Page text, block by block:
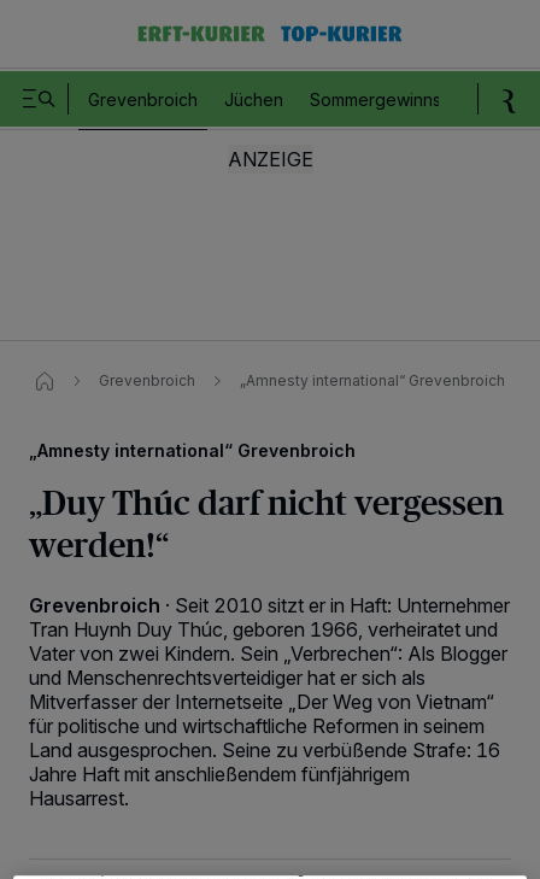
Grevenbroich Jüchen Sommergewinnspiel
Grevenbroich „Amnesty international“ Grevenbroich
„Amnesty international“ Grevenbroich
„Duy Thúc darf nicht vergessen
werden!“
Grevenbroich · Seit 2010 sitzt er in Haft: Unternehmer
Tran Huynh Duy Thúc, geboren 1966, verheiratet und
Vater von zwei Kindern. Sein „Verbrechen“: Als Blogger
und Menschenrechtsverteidiger hat er sich als
Mitverfasser der Internetseite „Der Weg von Vietnam“
für politische und wirtschaftliche Reformen in seinem
Land ausgesprochen. Seine zu verbüßende Strafe: 16
Jahre Haft mit anschließendem fünfjährigem
Hausarrest.
Wir und unsere218-Partner speichern und greifen auf personenbezogene Daten
wie Browserdaten oder eindeutige Kennungen auf Ihrem Gerät zu. Durch Auswahl
von OK aktivieren Sie Tracking-Technologien für die unter „Wir und unsere
Partner verarbeiten Daten, um Ihnen Dienste bereitzustellen“ aufgeführten